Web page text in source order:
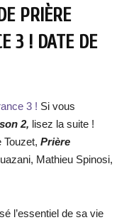
PRIÈRE
3 ! DATE DE
3 ! Si vous
2, lisez la suite !
Prière
Mathieu Spinosi,
l’essentiel de sa vie